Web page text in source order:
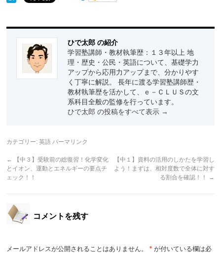
ひで太郎 の紹介
学習塾講師・教材執筆歴：１３年以上 地
理・歴史・公民・英語について、基礎学力
アップから応用力アップまで、分かりやす
く丁寧に解説。 長年に渡る学習塾講師歴・
教材執筆歴を活かして、ｅ－ＣＬＵＳの文
系科目全般の監修を行っています。
ひで太郎 の投稿をすべて表示 →
カテゴリー:英語 パーマリンク
←
【中３】受験前の総復習！化学変化
とイオン、運動とエネルギーの要点チ
ェック！！
【中１】資料の活用のしかたを学習し
よう！まずは、相対度数で全体に対す
る割合を確認！！
→
コメントを残す
メールアドレスが公開されることはありません。 * が付いている欄は必